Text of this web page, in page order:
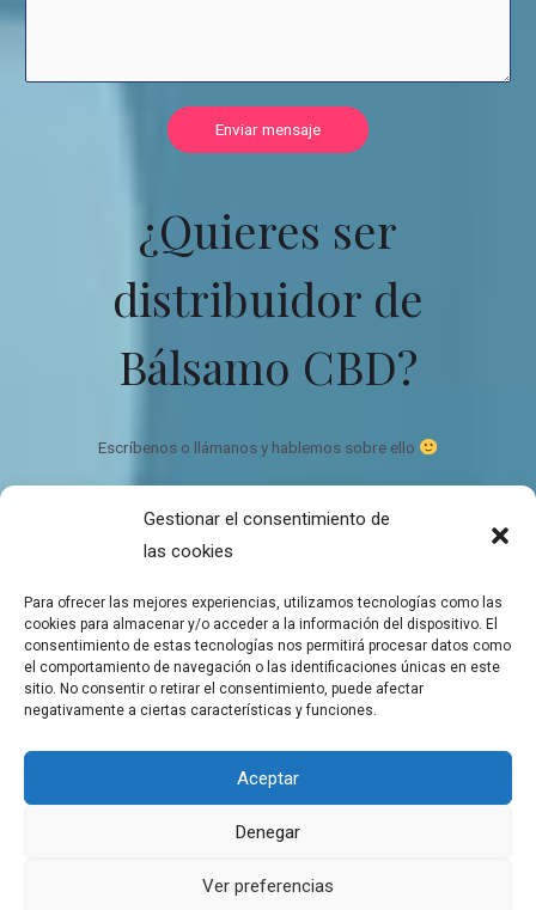
Gestionar el consentimiento de
las cookies
Para ofrecer las mejores experiencias, utilizamos tecnologías como las
cookies para almacenar y/o acceder a la información del dispositivo. El
consentimiento de estas tecnologías nos permitirá procesar datos como
el comportamiento de navegación o las identificaciones únicas en este
sitio. No consentir o retirar el consentimiento, puede afectar
negativamente a ciertas características y funciones.
Aceptar
Denegar
Ver preferencias
Enviar mensaje
¿Quieres ser
distribuidor de
Bálsamo CBD?
Escríbenos o llámanos y hablemos sobre ello
Bálsamo de CBD Ecológico y orgánico
Quien somos
Mapa del sitio
Balsamos de CBD a domicilio
Aviso Legal
Política de cookies